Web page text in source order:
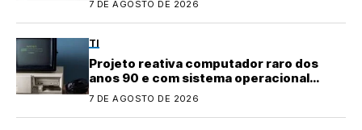
7 DE AGOSTO DE 2026
TI
Projeto reativa computador raro dos
anos 90 e com sistema operacional
quase perdido
7 DE AGOSTO DE 2026